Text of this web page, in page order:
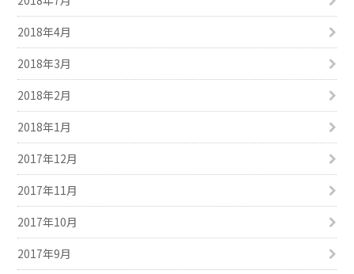
2018年4月
2018年3月
2018年2月
2018年1月
2017年12月
2017年11月
2017年10月
2017年9月